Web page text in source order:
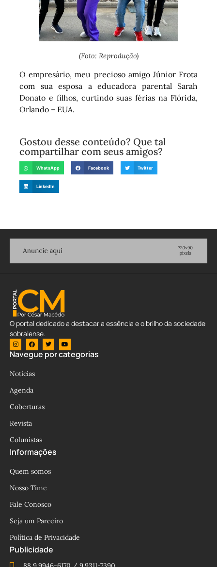
(Foto: Reprodução)
O empresário, meu precioso amigo Júnior Frota
com sua esposa a educadora parental Sarah
Donato e filhos, curtindo suas férias na Flórida,
Orlando – EUA.
Gostou desse conteúdo? Que tal
compartilhar com seus amigos?
WhatsApp Facebook Twitter
LinkedIn
O portal dedicado a destacar a essência e o brilho da sociedade
sobralense.
Navegue por categorias
Notícias
Agenda
Coberturas
Revista
Colunistas
Informações
Quem somos
Nosso Time
Fale Conosco
Seja um Parceiro
Política de Privacidade
Publicidade